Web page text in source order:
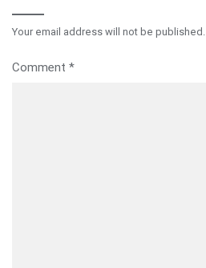
Your email address will not be published.
Comment *